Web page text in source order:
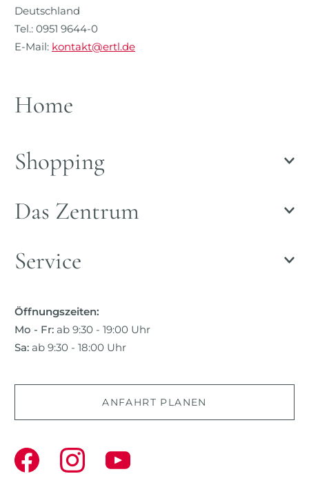
Deutschland
Tel.: 0951 9644-0
E-Mail: kontakt@ertl.de
Home
Shopping
Das Zentrum
Service
Öffnungszeiten:
Mo - Fr: ab 9:30 - 19:00 Uhr
Sa: ab 9:30 - 18:00 Uhr
ANFAHRT PLANEN